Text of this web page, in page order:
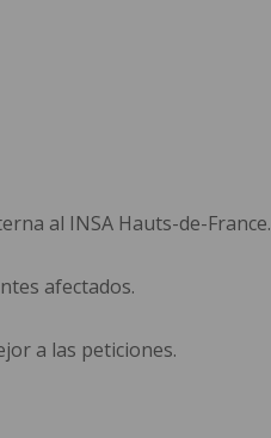
al INSA Hauts-de-France.
afectados.
a las peticiones.